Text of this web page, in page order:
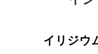
イリジウ